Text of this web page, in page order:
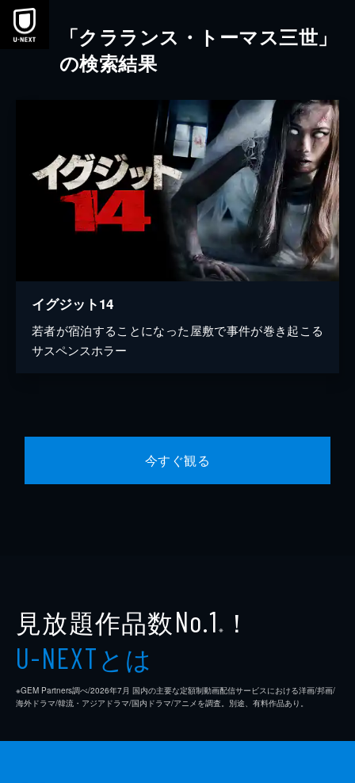
本文へスキップ
「クラランス・トーマス三世」
の検索結果
イグジット14
若者が宿泊することになった屋敷で事件が巻き起こる
サスペンスホラー
今すぐ観る
見放題作品数No.1 ※ ！
U-NEXTとは
※GEM Partners調べ/2026年7⽉ 国内の主要な定額制動画配信サービスにおける洋画/邦画/
海外ドラマ/韓流・アジアドラマ/国内ドラマ/アニメを調査。別途、有料作品あり。